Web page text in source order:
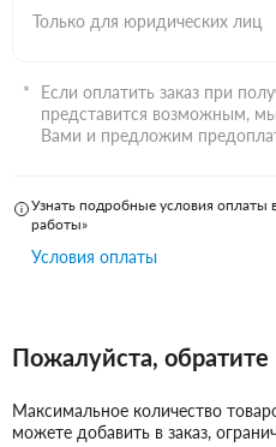
Только для юридических лиц
Если оплатить заказ при
представится возможным,
Вами и предложим
Узнать подробные условия оплаты
работы»
Условия оплаты
Пожалуйста, обратите
Максимальное количество
можете добавить в заказ,